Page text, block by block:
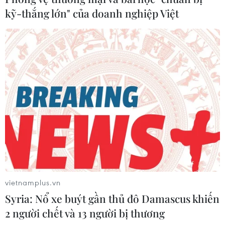
kỹ-thắng lớn" của doanh nghiệp Việt
vietnamplus.vn
Syria: Nổ xe buýt gần thủ đô Damascus khiến
2 người chết và 13 người bị thương